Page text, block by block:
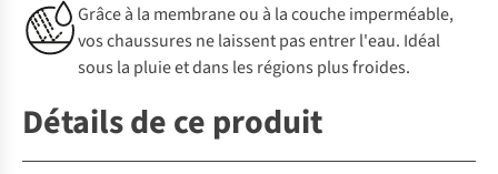
Grâce à la membrane ou à la couche imperméable,
vos chaussures ne laissent pas entrer l'eau. Idéal
sous la pluie et dans les régions plus froides.
Détails de ce produit